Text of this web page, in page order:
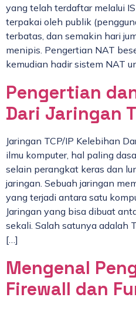
yang telah terdaftar melalui
terpakai oleh publik
terbatas, dan semakin hari
menipis. Pengertian NAT
kemudian hadir sistem NAT
Pengertian
Dari Jaringan
Jaringan TCP/IP Kelebihan
ilmu komputer, hal paling
selain perangkat keras dan
jaringan. Sebuah jaringan
yang terjadi antara satu
Jaringan yang bisa dibuat
sekali. Salah satunya adalah
[…]
Mengenal
Firewall dan